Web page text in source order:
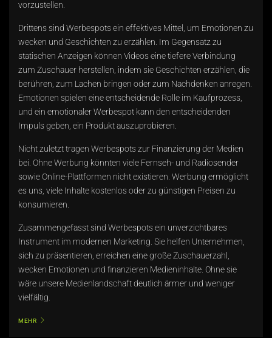
vorzustellen.
Drittens sind Werbespots ein effektives Mittel, um Emotionen zu
wecken und Geschichten zu erzählen. Im Gegensatz zu
statischen Anzeigen können Videos eine tiefere Verbindung
zum Zuschauer herstellen, indem sie Geschichten erzählen, die
berühren, zum Lachen bringen oder zum Nachdenken anregen.
Emotionen spielen eine entscheidende Rolle im Kaufprozess,
und ein emotionaler Werbespot kann den entscheidenden
Impuls geben, ein Produkt auszuprobieren.
Nicht zuletzt tragen Werbespots zur Finanzierung der Medien
bei. Ohne Werbung könnten viele Fernseh- und Radiosender
sowie Online-Plattformen nicht existieren. Werbung ermöglicht
es uns, viele Inhalte kostenlos oder zu günstigen Preisen zu
konsumieren.
Zusammengefasst sind Werbespots ein unverzichtbares
Instrument im modernen Marketing. Sie helfen Unternehmen,
sich zu präsentieren, erreichen eine große Zuschauerzahl,
wecken Emotionen und finanzieren Medieninhalte. Ohne sie
wäre unsere Medienlandschaft deutlich ärmer und weniger
vielfältig.
MEHR